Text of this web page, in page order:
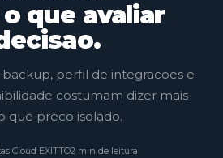
que avaliar
backup, perfil de integracoes e
costumam dizer mais
que preco isolado.
Cloud EXITTO2 min de leitura